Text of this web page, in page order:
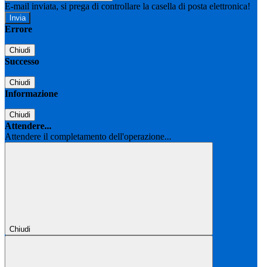
E-mail inviata, si prega di controllare la casella di posta elettronica!
Errore
Chiudi
Successo
Chiudi
Informazione
Chiudi
Attendere...
Attendere il completamento dell'operazione...
Chiudi